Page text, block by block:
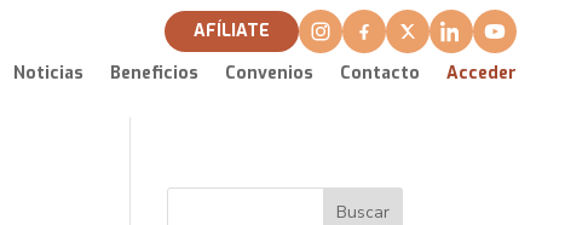
AFÍLIATE
Noticias Beneficios Convenios Contacto Acceder
Buscar